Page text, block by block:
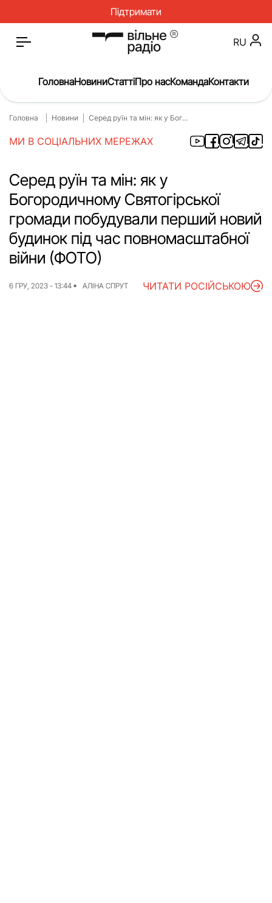
Підтримати
Головна
Новини
Окупація
Про нас
Війна
Гроші
Освіта
Інструкції
Медицина
ЖКГ
Історія
RU
ГоловнаНовиниСтаттіПро насКомандаКонтакти
Головна Новини Серед руїн та мін: як у Бог...
МИ В СОЦІАЛЬНИХ МЕРЕЖАХ
Серед руїн та мін: як у
Богородичному Святогірської
громади побудували перший новий
будинок під час повномасштабної
війни (ФОТО)
6 ГРУ, 2023 - 13:44 АЛІНА СПРУТ ЧИТАТИ РОСІЙСЬКОЮ